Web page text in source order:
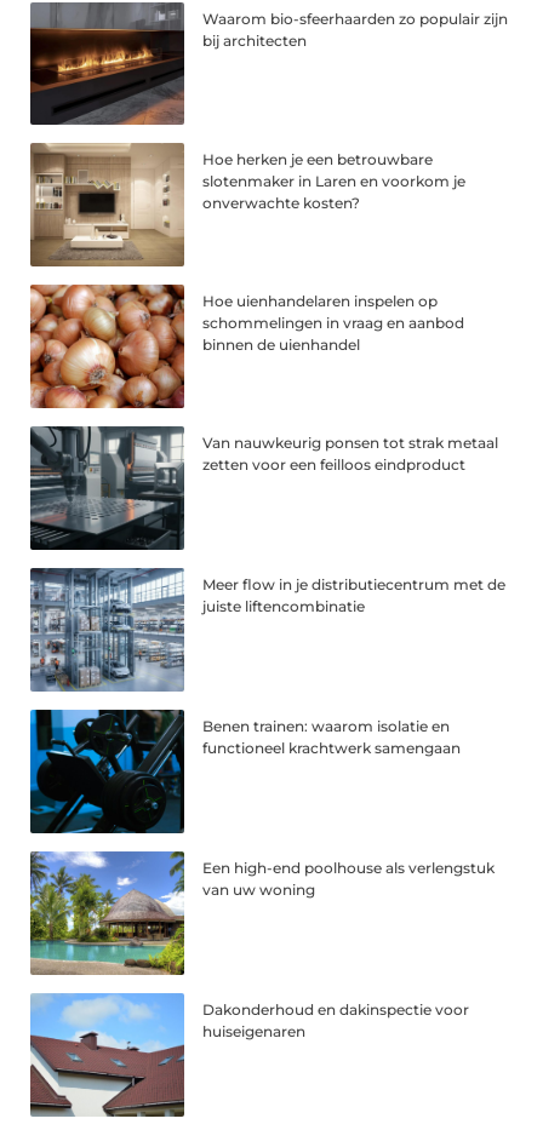
Waarom bio-sfeerhaarden zo populair zijn
bij architecten
Hoe herken je een betrouwbare
slotenmaker in Laren en voorkom je
onverwachte kosten?
Hoe uienhandelaren inspelen op
schommelingen in vraag en aanbod
binnen de uienhandel
Van nauwkeurig ponsen tot strak metaal
zetten voor een feilloos eindproduct
Meer flow in je distributiecentrum met de
juiste liftencombinatie
Benen trainen: waarom isolatie en
functioneel krachtwerk samengaan
Een high-end poolhouse als verlengstuk
van uw woning
Dakonderhoud en dakinspectie voor
huiseigenaren